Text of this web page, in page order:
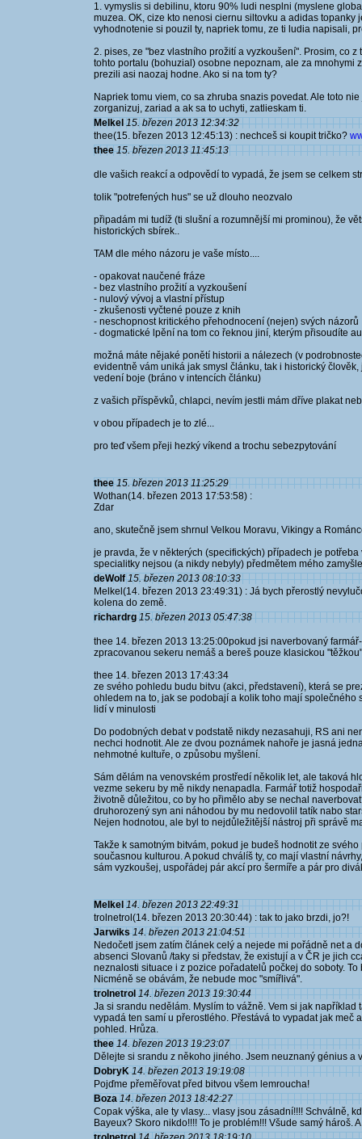
1. vymyslis si debilinu, ktoru 90% ludi nesplni (myslene
muzea. OK, cize kto nenosi ciernu siltovku a adidas
vyhodnotenie si pouzil ty, napriek tomu, ze ti ludia napisali,
2. pises, ze "bez vlastního prožití a vyzkoušení". Prosim, co
tohto portalu (bohuzial) osobne nepoznam, ale za mnohymi
prezili asi naozaj hodne. Ako si na tom ty?
Napriek tomu viem, co sa zhruba snazis povedat. Ale toto
zorganizuj, zariad a ak sa to uchyti, zatlieskam ti.
Melkel 15. březen 2013 12:34:32
thee(15. březen 2013 12:45:13) : nechceš si koupit tričko?
thee 15. březen 2013 11:45:13
dle vašich reakcí a odpovědí to vypadá, že jsem se celkem
tolik "potrefených hus" se už dlouho neozvalo
připadám mi tudíž (ti slušní a rozumnější mi prominou), že
historických sbírek..
TAM dle mého názoru je vaše místo....
- opakovat naučené fráze
- bez vlastního prožití a vyzkoušení
- nulový vývoj a vlastní přístup
- zkušenosti vyčtené pouze z knih
- neschopnost kritického přehodnocení (nejen) svých názorů
- dogmatické lpění na tom co řeknou jiní, kterým přisoudíte
možná máte nějaké ponětí historii a nálezech (v
evidentně vám uniká jak smysl článku, tak i historický
vedení boje (bráno v intencích článku)
z vašich příspěvků, chlapci, nevím jestli mám dříve plakat
v obou případech je to zlé...
pro teď všem přeji hezký víkend a trochu sebezpytování
thee 15. březen 2013 11:25:29
Wothan(14. březen 2013 17:53:58) :
Zdar
ano, skutečně jsem shrnul Velkou Moravu, Vikingy a
je pravda, že v některých (specifických) případech je
specialitky nejsou (a nikdy nebyly) předmětem mého
deWolf 15. březen 2013 08:10:33
Melkel(14. březen 2013 23:49:31) : Já bych přerostlý
kolena do země.
richardrg 15. březen 2013 05:47:38
thee 14. březen 2013 13:25:00pokud jsi naverbovaný
zpracovanou sekeru nemáš a bereš pouze klasickou "těžkou"
thee 14. březen 2013 17:43:34
ze svého pohledu budu bitvu (akci, představení), která se
ohledem na to, jak se podobají a kolik toho mají
lidí v minulosti
Do podobných debat v podstatě nikdy nezasahuji, RS ani
nechci hodnotit. Ale ze dvou poznámek nahoře je jasná
nehmotné kultuře, o způsobu myšlení.
Sám dělám na venovském prostředí několik let, ale taková
vezme sekeru by mě nikdy nenapadla. Farmář totiž
životně důležitou, co by ho přimělo aby se nechal
druhorozený syn ani náhodou by mu nedovolil tatík nabo
Nejen hodnotou, ale byl to nejdůležitější nástroj při správě
Takže k samotným bitvám, pokud je budeš hodnotit ze
současnou kulturou. A pokud chválíš ty, co mají vlastní
sám vyzkoušej, uspořádej pár akcí pro šermíře a pár pro
Melkel 14. březen 2013 22:49:31
trolnetrol(14. březen 2013 20:30:44) : tak to jako brzdi, jo?!
Jarwiks 14. březen 2013 21:04:51
Nedočetl jsem zatím článek celý a nejede mi pořádně net a
absenci Slovanů /taky si představ, že existují a v ČR je jich
neznalosti situace i z pozice pořadatelů počkej do soboty.
Nicméně se obávám, že nebude moc "smířlivá".
trolnetrol 14. březen 2013 19:30:44
Ja si srandu nedělám. Myslím to vážně. Vem si jak
vypadá ten samí u přerostlého. Přestává to vypadat jak meč
pohled. Hrůza.
thee 14. březen 2013 19:23:07
Dělejte si srandu z někoho jiného. Jsem neuznaný génius a
DobryK 14. březen 2013 19:19:08
Pojďme přeměřovat před bitvou všem lemroucha!
Boza 14. březen 2013 18:42:27
Copak výška, ale ty vlasy... vlasy jsou zásadní!!!! Schválně,
Bayeux? Skoro nikdo!!!! To je problém!!! Všude samý hároš.